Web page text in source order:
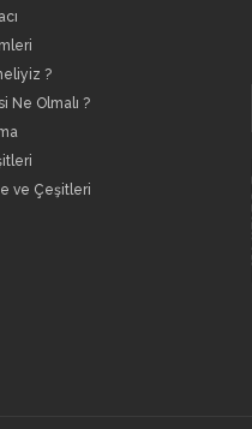
?
Ne Olmalı ?
ve Çeşitleri